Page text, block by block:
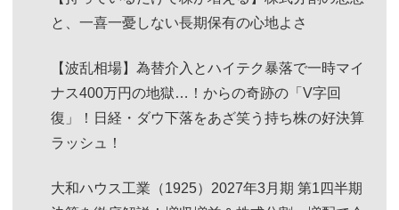
と、一喜一憂しない長期保有の心地よさ
【波乱相場】為替介入とハイテク暴落で一時マイ
ナス400万円の地獄…！からの奇跡の「V字回
復」！日経・ダウ下落をあざ笑う持ち株の好決算
ラッシュ！
大和ハウス工業（1925）2027年3月期 第1四半期